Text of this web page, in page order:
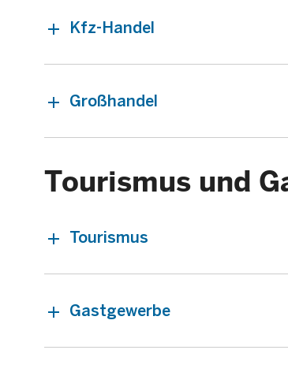
Kfz-Handel
Großhandel
Tourismus und
Tourismus
Gastgewerbe